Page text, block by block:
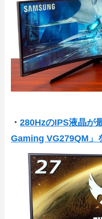
・280HzのIPS液晶が
Gaming VG279QM」